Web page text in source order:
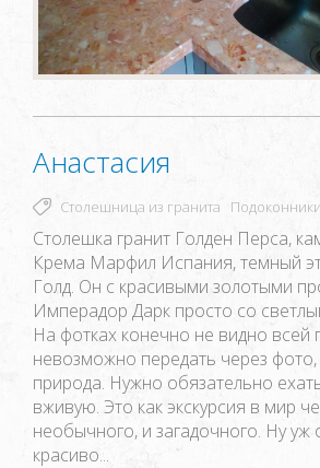
Анастасия
Столешница из гранита Подоконники
Столешка гранит Голден Перса,
Крема Марфил Испания, темный
Голд. Он с красивыми золотыми
Имперадор Дарк просто со
На фотках конечно не видно всей
невозможно передать через фото,
природа. Нужно обязательно
вживую. Это как экскурсия в мир
необычного, и загадочного. Ну уж
красиво...